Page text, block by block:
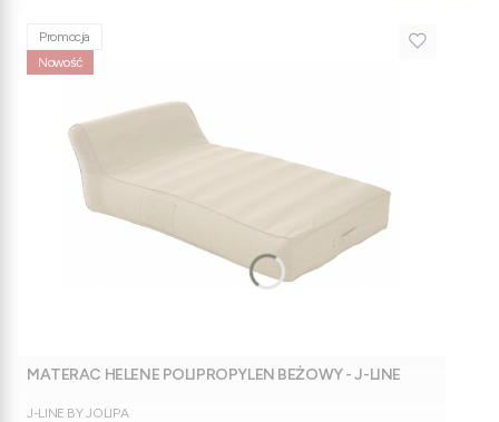
Promocja
Nowość
MATERAC HELENE POLIPROPYLEN BEŻOWY - J-LINE
PRODUCENT
J-LINE BY JOLIPA